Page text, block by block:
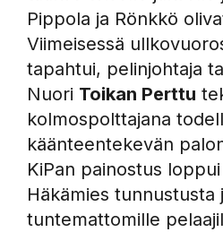
Pippola ja Rönkkö
Viimeisessä
tapahtui, pelinjohtaja
Nuori Toikan Perttu
kolmospolttajana
käänteentekevän
KiPan painostus
Häkämies tunnustusta
tuntemattomille